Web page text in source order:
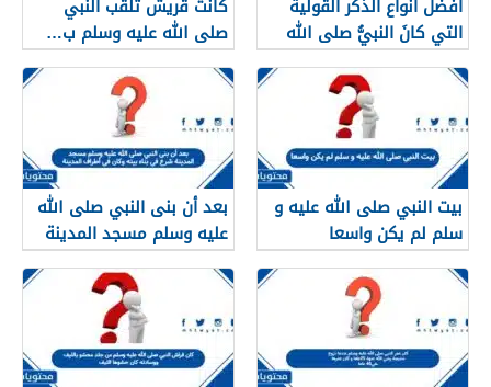
أفضل أنواع الذكر القولية
التي كانَ النبيُّ صلى الله
عليه وسلم يداومُ عليها
كانت قريش تلقّب النبي
صلى الله عليه وسلم ب…
بيت النبي صلى الله عليه و
سلم لم يكن واسعا
بعد أن بنى النبي صلى الله
عليه وسلم مسجد المدينة
شرع في بناء بيته وكان في
أطراف المدينة